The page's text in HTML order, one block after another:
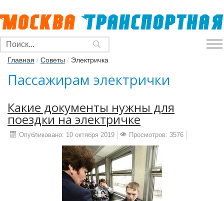
Главная / Советы / Электричка
Пассажирам электрички
Какие документы нужны для
поездки на электричке
Опубликовано: 10 октября 2019 Просмотров: 3576